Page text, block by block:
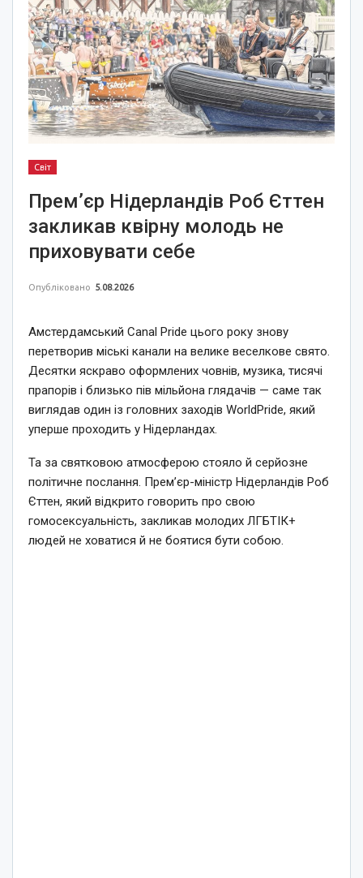
Світ
Прем’єр Нідерландів Роб Єттен
закликав квірну молодь не
приховувати себе
Опубліковано 5.08.2026
Амстердамський Canal Pride цього року знову
перетворив міські канали на велике веселкове свято.
Десятки яскраво оформлених човнів, музика, тисячі
прапорів і близько пів мільйона глядачів — саме так
виглядав один із головних заходів WorldPride, який
уперше проходить у Нідерландах.
Та за святковою атмосферою стояло й серйозне
політичне послання. Прем’єр-міністр Нідерландів Роб
Єттен, який відкрито говорить про свою
гомосексуальність, закликав молодих ЛГБТІК+
людей не ховатися й не боятися бути собою.